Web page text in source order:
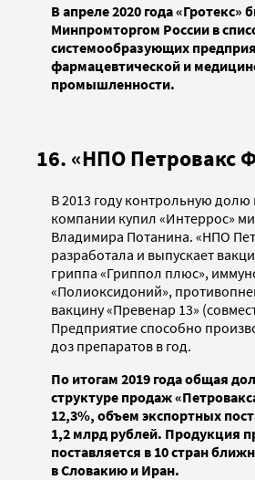
В апреле 2020 года «Гротекс»
Минпромторгом России в
системообразующих
фармацевтической и
промышленности.
16. «НПО Петровакс
В 2013 году контрольную долю
компании купил «Интеррос»
Владимира Потанина. «НПО
разработала и выпускает
гриппа «Гриппол плюс»,
«Полиоксидоний»,
вакцину «Превенар 13»
Предприятие способно
доз препаратов в год.
По итогам 2019 года общая
структуре продаж
12,3%, объем экспортных
1,2 млрд рублей. Продукция
поставляется в 10 стран
в Словакию и Иран.